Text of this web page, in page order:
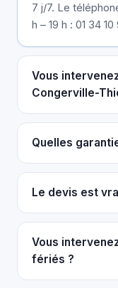
7 j/7. Le
h – 19 h : 01 34 10
Vous
Congerville-
Quelles
Le devis est
Vous
fériés ?